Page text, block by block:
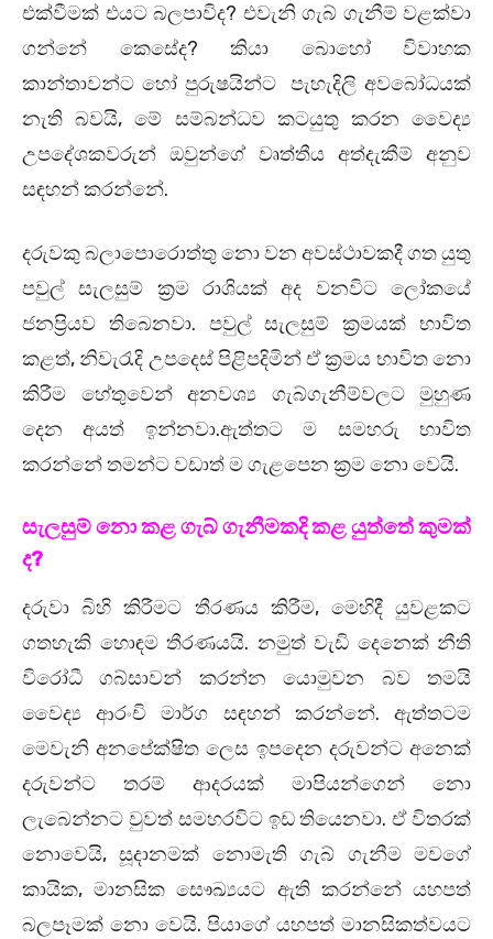
එක්වීමක් එයට බලපාවිද? එවැනි ගැබ් ගැනීම් වළක්වා
ගන්නේ කෙසේද? කියා බොහෝ විවාහක
කාන්තාවන්ට හෝ පුරුෂයින්ට පැහැදිලි අවබෝධයක්
නැති බවයි, මේ සම්බන්ධව කටයුතු කරන වෛද්‍ය
උපදේශකවරුන් ඔවුන්ගේ වෘත්තීය අත්දැකීම් අනුව
සඳහන් කරන්නේ.
දරුවකු බලාපොරොත්තු නො වන අවස්ථාවකදී ගත යුතු
පවුල් සැලසුම් ක්‍රම රාශියක් අද වනවිට ලෝකයේ
ජනප්‍රියව තිබෙනවා. පවුල් සැලසුම් ක්‍රමයක් භාවිත
කළත්, නිවැරැදි උපදෙස් පිළිපදිමින් ඒ ක්‍රමය භාවිත නො
කිරීම හේතුවෙන් අනවශ්‍ය ගැබ්ගැනීම්වලට මුහුණ
දෙන අයත් ඉන්නවා.ඇත්තට ම සමහරු භාවිත
කරන්නේ තමන්ට වඩාත් ම ගැළපෙන ක්‍රම නො වෙයි.
සැලසුම් නො කළ ගැබ් ගැනීමකදි කළ යුත්තේ කුමක්
ද?
දරුවා බිහි කිරීමට තීරණය කිරීම, මෙහිදී යුවළකට
ගතහැකි හොඳම තීරණයයි. නමුත් වැඩි දෙනෙක් නීති
විරෝධී ගබ්සාවන් කරන්න යොමුවන බව තමයි
වෛද්‍ය ආරංචි මාර්ග සඳහන් කරන්නේ. ඇත්තටම
මෙවැනි අනපේක්ෂිත ලෙස ඉපදෙන දරුවන්ට අනෙක්
දරුවන්ට තරම් ආදරයක් මාපියන්ගෙන් නො
ලැබෙන්නට වුවත් සමහරවිට ඉඩ තියෙනවා. ඒ විතරක්
නොවෙයි, සූදානමක් නොමැති ගැබ් ගැනීම මවගේ
කායික, මානසික සෞඛ්‍යයට ඇති කරන්නේ යහපත්
බලපෑමක් නො වෙයි. පියාගේ යහපත් මානසිකත්වයට